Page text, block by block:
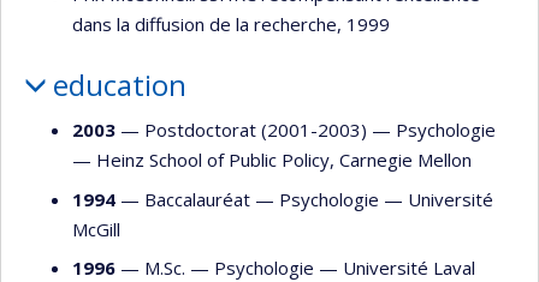
dans la diffusion de la recherche, 1999
education
2003 — Postdoctorat (2001-2003) — Psychologie
— Heinz School of Public Policy, Carnegie Mellon
1994 — Baccalauréat — Psychologie — Université
McGill
1996 — M.Sc. — Psychologie — Université Laval